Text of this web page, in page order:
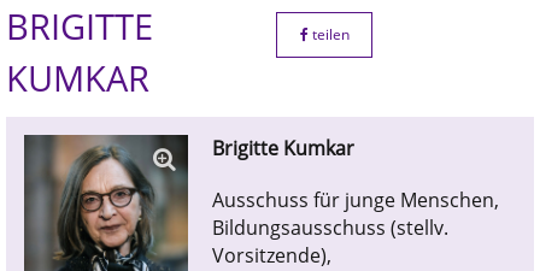
BRIGITTE
KUMKAR
teilen
Brigitte Kumkar
Ausschuss für junge Menschen,
Bildungsausschuss (stellv.
Vorsitzende),